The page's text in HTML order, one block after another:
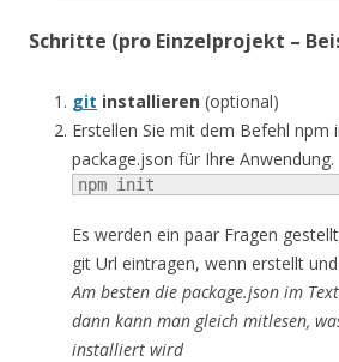
Schritte (pro Einzelprojekt –
git installieren (optional)
Erstellen Sie mit dem Befehl npm
package.json für Ihre Anwendung.
npm init
Es werden ein paar Fragen
git Url eintragen, wenn erstellt
Am besten die package.json im
dann kann man gleich mitlesen,
installiert wird